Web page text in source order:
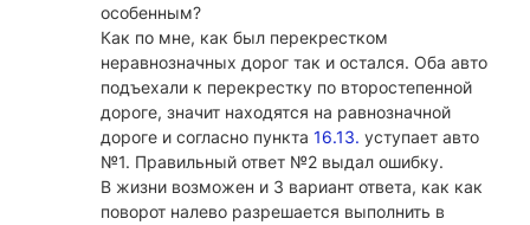
особенным?
Как по мне, как был перекрестком
неравнозначных дорог так и остался. Оба авто
подъехали к перекрестку по второстепенной
дороге, значит находятся на равнозначной
дороге и согласно пункта 16.13. уступает авто
№1. Правильный ответ №2 выдал ошибку.
В жизни возможен и 3 вариант ответа, как как
поворот налево разрешается выполнить в